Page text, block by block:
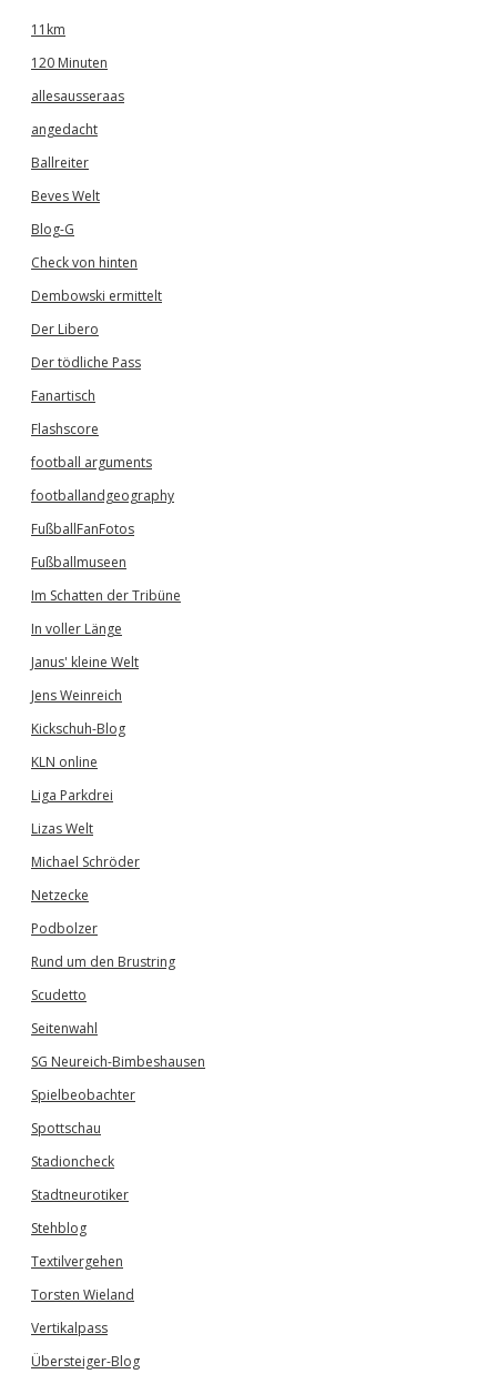
11km
120 Minuten
allesausseraas
angedacht
Ballreiter
Beves Welt
Blog-G
Check von hinten
Dembowski ermittelt
Der Libero
Der tödliche Pass
Fanartisch
Flashscore
football arguments
footballandgeography
FußballFanFotos
Fußballmuseen
Im Schatten der Tribüne
In voller Länge
Janus' kleine Welt
Jens Weinreich
Kickschuh-Blog
KLN online
Liga Parkdrei
Lizas Welt
Michael Schröder
Netzecke
Podbolzer
Rund um den Brustring
Scudetto
Seitenwahl
SG Neureich-Bimbeshausen
Spielbeobachter
Spottschau
Stadioncheck
Stadtneurotiker
Stehblog
Textilvergehen
Torsten Wieland
Vertikalpass
Übersteiger-Blog